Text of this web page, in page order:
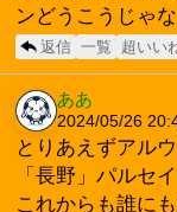
ンどうこうじゃ
返信 一覧 超いい
ああ
2024/05/26
とりあえずアル
「長野」パルセ
これからも誰に